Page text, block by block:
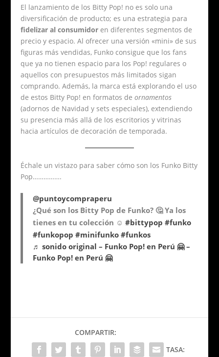
El lanzamiento de los Bitty Pop! no es solo una
diversificación de producto; es una estrategia para
fidelizar al consumidor en diferentes segmentos de
precio y espacio. Al ofrecer una versión «mini» de sus
figuras más vendidas, Funko consigue que los fans
que ya no tienen espacio para los Pop! regulares o
aquellos con presupuestos más limitados sigan
comprando. Además, la marca está explorando el uso
de estos Bitty Pop! en formatos deornamentos
(adornos de Navidad y sets especiales), extendiendo
su presencia más allá de los escritorios y vitrinas
hacia artículos de decoración de temporada.
Échale un vistazo para saber cómo son los Funko Bitty
Pop…………….
@puntoycompraperu
¿Qué son los Bitty Pop de Funko? 🤔 Ya los
tienes en tu colección ☺️#bittypop #funko
#funkopop #minifunko #funkos
♬ sonido original – Funko Pop! en Perú 🤗 –
Funko Pop! en Perú 🤗
COMPARTIR:
TASA: